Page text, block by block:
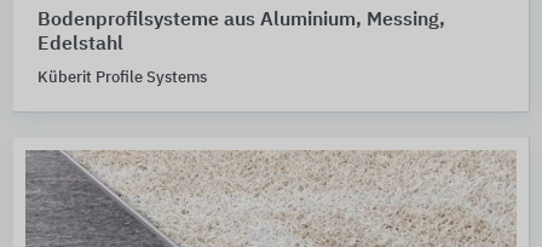
Bodenprofilsysteme aus Aluminium, Messing,
Edelstahl
Küberit Profile Systems